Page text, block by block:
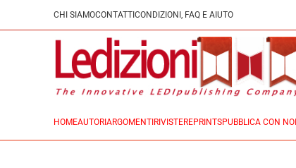
CHI SIAMOCONTATTI CONDIZIONI, FAQ E AIUTO
HOMEAUTORI ARGOMENTI RIVISTEREPRINTSPUBBLICA CON NOI